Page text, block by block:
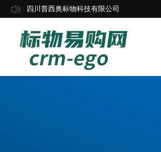
四川普西奥标物科技有限公司